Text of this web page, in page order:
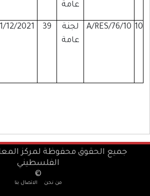
عامة
10
A/RES/76/10
لجنة
عامة
39
1/12/2021
جميع الحقوق محفوظة لمركز
الفلسطيني
©
من نحن الاتصال بنا